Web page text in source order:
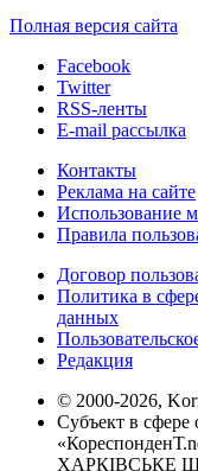
Полная версия сайта
Facebook
Twitter
RSS-ленты
E-mail рассылка
Контакты
Реклама на сайте
Использование
Правила
Договор
Политика в
данных
Редакция
© 2000-2026,
Субъект в
ХАРКІВСЬКЕ